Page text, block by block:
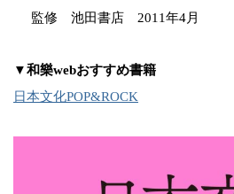
監修 池田書店 2011年4月
▼和樂webおすすめ書籍
日本文化POP&ROCK